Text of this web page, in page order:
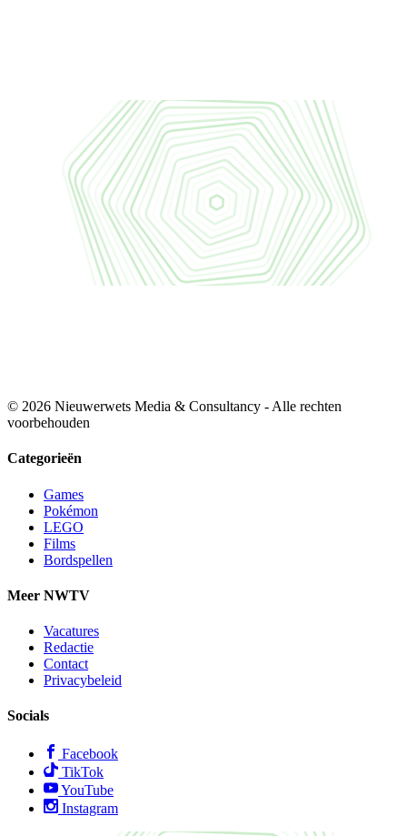
© 2026 Nieuwerwets Media & Consultancy - Alle rechten
voorbehouden
Categorieën
Games
Pokémon
LEGO
Films
Bordspellen
Meer NWTV
Vacatures
Redactie
Contact
Privacybeleid
Socials
Facebook
TikTok
YouTube
Instagram